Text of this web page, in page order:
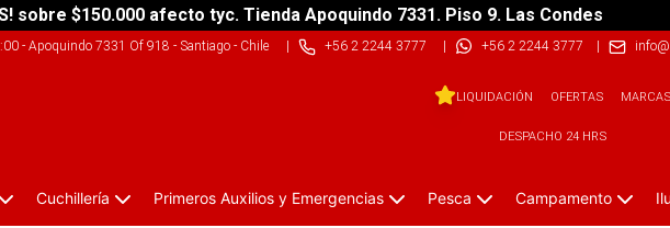
sobre $150.000 afecto tyc. Tienda Apoquindo 7331. Piso 9. Las Condes
- Apoquindo 7331 Of 918 - Santiago - Chile| +56 2 2244 3777 | +56 2 2244 3777 |
LIQUIDACIÓN OFERTAS MARCAS
DESPACHO 24 HRS
Cuchillería Primeros Auxilios y Emergencias Pesca Campamento